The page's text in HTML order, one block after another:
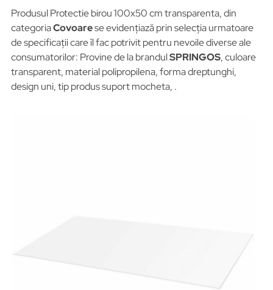
Produsul Protectie birou 100x50 cm transparenta, din
categoriaCovoarese evidențiază prin selecția urmatoare
de specificații care îl fac potrivit pentru nevoile diverse ale
consumatorilor: Provine de la brandulSPRINGOS, culoare
transparent, material polipropilena, forma dreptunghi,
design uni, tip produs suport mocheta, .